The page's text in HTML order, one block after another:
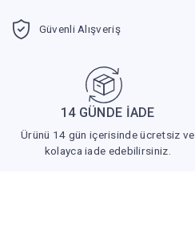
Güvenli Alışveriş
14 GÜNDE İADE
Ürünü 14 gün içerisinde ücretsiz ve
kolayca iade edebilirsiniz.